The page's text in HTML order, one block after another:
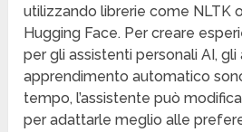
utilizzando librerie come NLTK
Hugging Face. Per creare
per gli assistenti personali AI,
apprendimento automatico
tempo, l’assistente può
per adattarle meglio alle